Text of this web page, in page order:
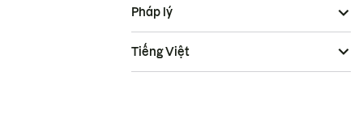
Pháp lý
Tiếng Việt